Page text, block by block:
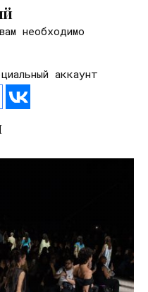
необходимо
аккаунт